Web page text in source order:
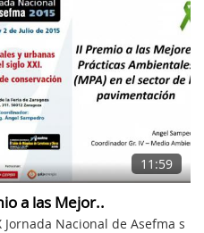
11:59
a las Mejor..
Jornada Nacional de Asefma s